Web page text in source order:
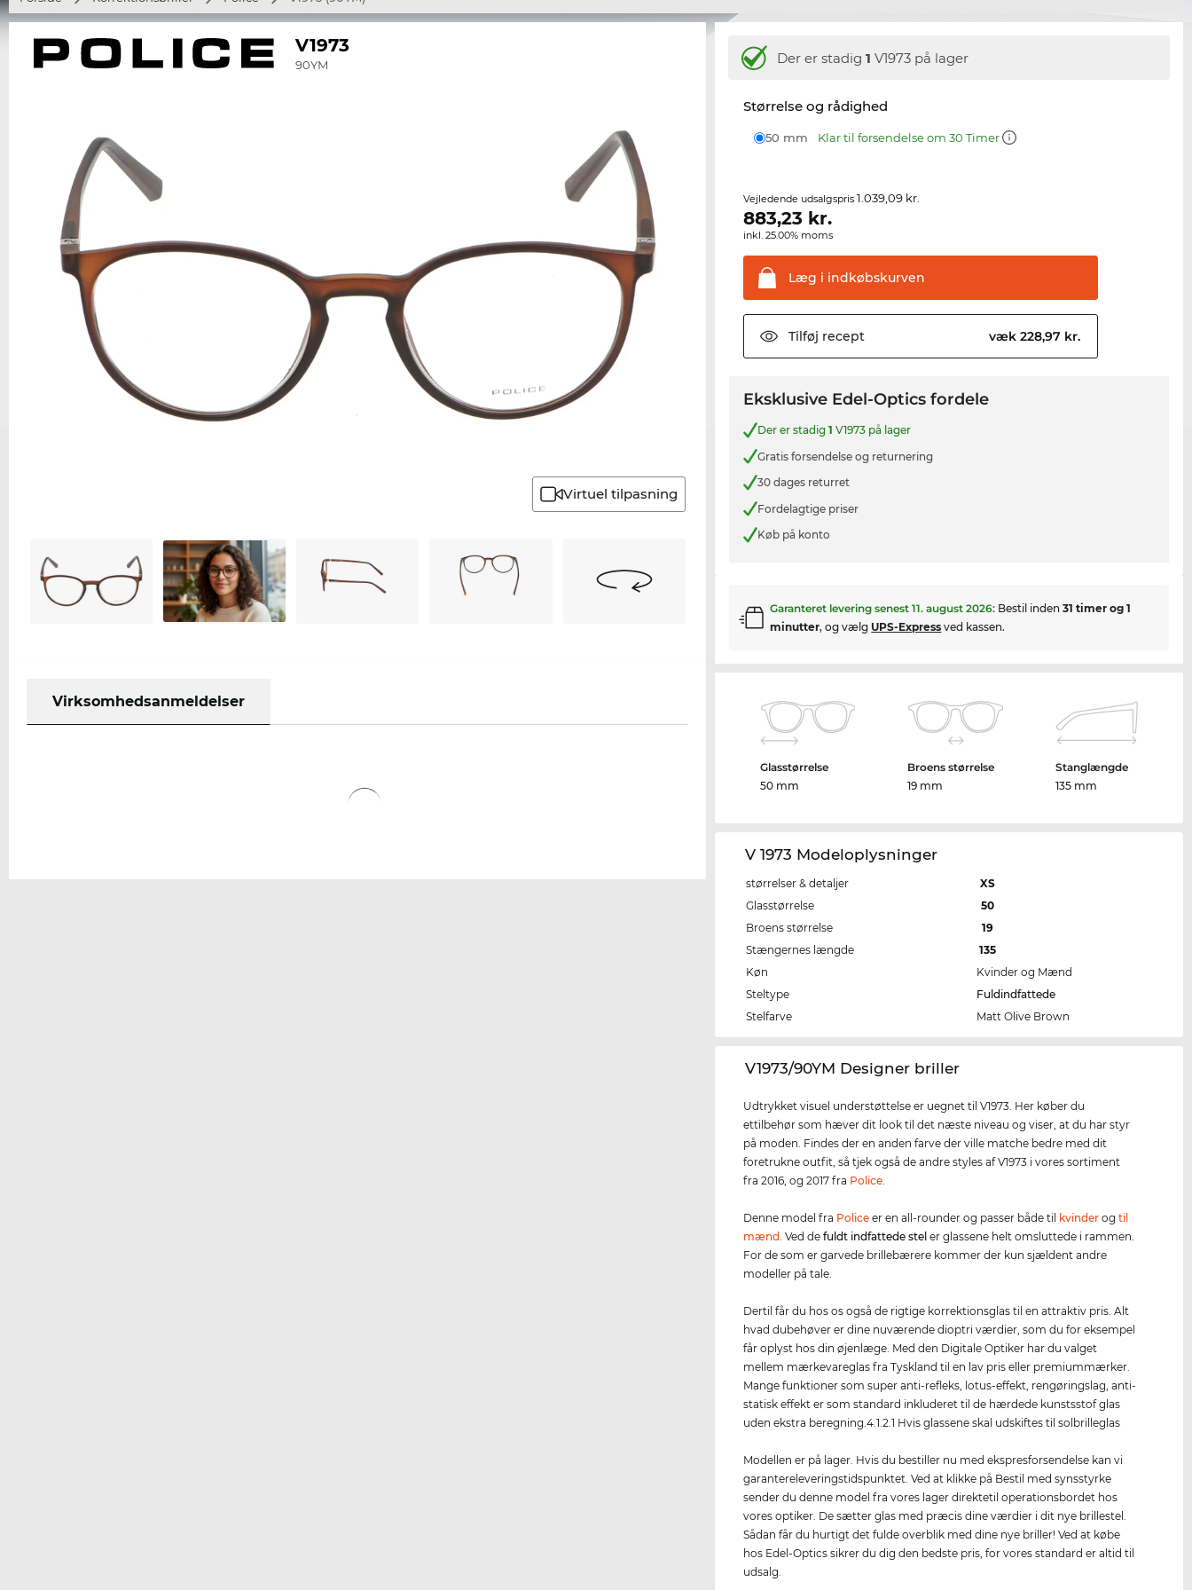
V1973
90YM
Virtuel tilpasning
Virksomhedsanmeldelser
Der er stadig1 V1973 på lager
Størrelse og rådighed
50 mm Klar til forsendelse om 30 Timer
Vejledende udsalgspris1.039,09 kr.
883,23 kr.
inkl. 25.00% moms
Læg i indkøbskurven
Tilføj recept væk 228,97 kr.
Eksklusive Edel-Optics fordele
Der er stadig1 V1973 på lager
Gratis forsendelse og returnering
30 dages returret
Fordelagtige priser
Køb på konto
Garanteret levering senest11. august 2026: Bestil inden31 timer og 1
minutter, og vælg UPS-Express ved kassen.
Glasstørrelse
50 mm
Broens størrelse
19 mm
Stanglængde
135 mm
V 1973 Modeloplysninger
størrelser & detaljer
XS
Glasstørrelse
50
Broens størrelse
19
Stængernes længde
135
Køn
Kvinder og Mænd
Steltype
Fuldindfattede
Stelfarve
Matt Olive Brown
‌V1973/90YM Designer briller
Udtrykket visuel understøttelse er uegnet til V1973. Her køber du
ettilbehør som hæver dit look til det næste niveau og viser, at du har styr
på moden. Findes der en anden farve der ville matche bedre med dit
foretrukne outfit, så tjek også de andre styles af V1973 i vores sortiment
fra 2016, og 2017 fra Police
Denne model fra Police er en all-rounder og passer både til kvinder ogtil
mænd . Ved defuldt indfattede stel er glassene helt omsluttede i rammen.
For de som er garvede brillebærere kommer der kun sjældent andre
modeller på tale.
Dertil får du hos os også de rigtige korrektionsglas til en attraktiv pris. Alt
hvad dubehøver er dine nuværende dioptri værdier, som du for eksempel
får oplyst hos din øjenlæge. Med den Digitale Optiker har du valget
mellem mærkevareglas fra Tyskland til en lav pris eller premiummærker.
Mange funktioner som super anti-refleks, lotus-effekt, rengøringslag, anti-
statisk effekt er som standard inkluderet til de hærdede kunstsstof glas
uden ekstra beregning.4.1.2.1 Hvis glassene skal udskiftes til solbrilleglas
Modellen er på lager. Hvis du bestiller nu med ekspresforsendelse kan vi
garantereleveringstidspunktet. Ved at klikke på Bestil med synsstyrke
sender du denne model fra vores lager direktetil operationsbordet hos
vores optiker. De sætter glas med præcis dine værdier i dit nye brillestel.
Sådan får du hurtigt det fulde overblik med dine nye briller! Ved at købe
hos Edel-Optics sikrer du dig den bedste pris, for vores standard er altid til
udsalg.